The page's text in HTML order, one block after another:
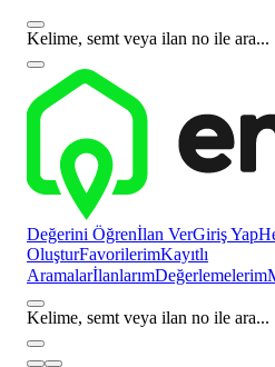
Kelime, semt veya ilan no ile ara...
Değerini Öğrenİlan VerGiriş Yap
OluşturFavorilerimKayıtlı
AramalarİlanlarımDeğerlemelerim
Kelime, semt veya ilan no ile ara...